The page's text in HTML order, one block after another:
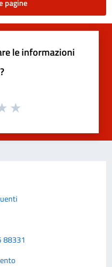
pagine
le informazioni
88331